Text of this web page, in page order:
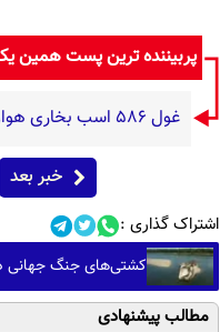
پربیننده ترین پست همین
غول 586 اسب بخاری هواوی وارد میدان شد؛ استلاتو 1366 کیلومتر راه می رود (+عکس)
خبر بعد
اشتراک گذاری :
کشتی‌های جنگ جهانی
مطالب پیشنهادی